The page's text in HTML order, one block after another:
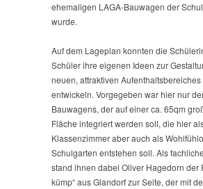
ehemaligen LAGA-Bauwagen der
wurde.
Auf dem Lageplan konnten die
Schüler ihre eigenen Ideen zur
neuen, attraktiven
entwickeln. Vorgegeben war hier nur
Bauwagens, der auf einer ca. 65qm
Fläche integriert werden soll, die hier
Klassenzimmer aber auch als
Schulgarten entstehen soll. Als
stand ihnen dabei Oliver Hagedorn der
kümp“ aus Glandorf zur Seite, der mit